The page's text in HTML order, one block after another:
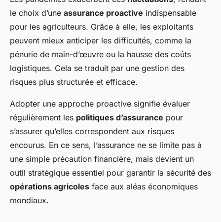
le choix d’une assurance proactive indispensable
pour les agriculteurs. Grâce à elle, les exploitants
peuvent mieux anticiper les difficultés, comme la
pénurie de main-d’œuvre ou la hausse des coûts
logistiques. Cela se traduit par une gestion des
risques plus structurée et efficace.
Adopter une approche proactive signifie évaluer
régulièrement les politiques d’assurance pour
s’assurer qu’elles correspondent aux risques
encourus. En ce sens, l’assurance ne se limite pas à
une simple précaution financière, mais devient un
outil stratégique essentiel pour garantir la sécurité des
opérations agricoles face aux aléas économiques
mondiaux.